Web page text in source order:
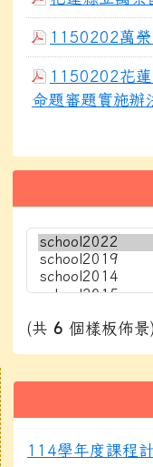
1150202萬
1150202花
命題審題實施辦
(共 6 個樣板佈景)
114學年度課程